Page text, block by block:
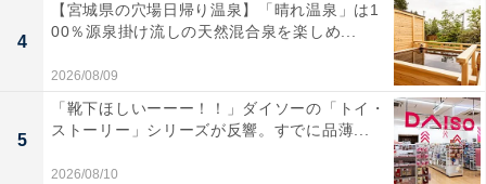
り、寝室やデスクでも安心して使い続けられるのが大き
な魅力です。
ユーザーからは「安定のアンカー製品で安心感がある」
「厚めのケースでも反応して便利」と信頼を寄せる声が
多数。一方で、「充電速度はケーブル直挿しよりはゆっ
4
【宮城県の穴場日帰り温泉】「晴れ温泉」は1
00％源泉掛け流しの天然混合泉を楽しめ...
2026/08/09
5
「靴下ほしいーーー！！」ダイソーの「トイ・
ストーリー」シリーズが反響。すでに品薄...
2026/08/10